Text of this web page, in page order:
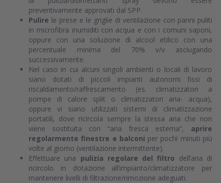
preventivamente approvati dal SPP.
Pulire le prese e le griglie di ventilazione con panni puliti
in microfibra inumiditi con acqua e con i comuni saponi,
oppure con una soluzione di alcool etilico con una
percentuale minima del 70% v/v asciugando
successivamente.
Nel caso in cui alcuni singoli ambienti o locali di lavoro
siano dotati di piccoli impianti autonomi fissi di
riscaldamento/raffrescamento (es. climatizzatori a
pompe di calore split o climatizzatori aria- acqua),
oppure vi siano utilizzati sistemi di climatizzazione
portatili, dove ricircola sempre la stessa aria che non
viene sostituita con “aria fresca esterna”, aprire
regolarmente finestre e balconi per pochi minuti più
volte al giorno (ventilazione intermittente).
Effettuare una pulizia regolare del filtro dell’aria di
ricircolo in dotazione all’impianto/climatizzatore per
mantenere livelli di filtrazione/rimozione adeguati.